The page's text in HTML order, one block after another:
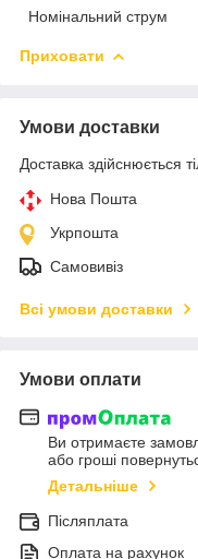
Номінальний струм
Приховати
Умови доставки
Доставка здійснюється
Нова Пошта
Укрпошта
Самовивіз
Всі умови доставки
Умови оплати
Ви отримаєте
або гроші
Детальніше
Післяплата
Оплата на рахунок